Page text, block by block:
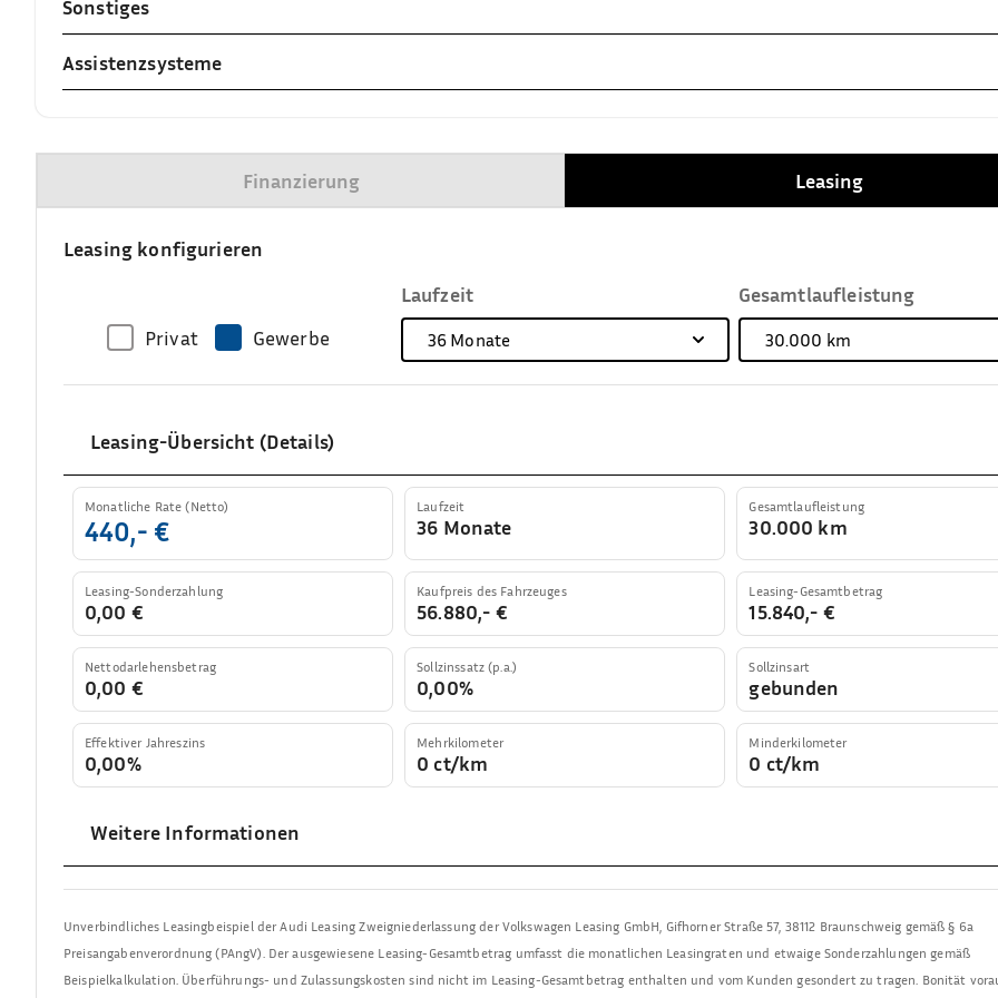
Sonstiges
Assistenzsysteme
Finanzierung Leasing
Leasing konfigurieren
Privat Gewerbe
Laufzeit
36 Monate
Gesamtlaufleistung
30.000 km
Leasing-Übersicht (Details)
Monatliche Rate (Netto)
440,- €
Laufzeit
36 Monate
Gesamtlaufleistung
30.000 km
Leasing-Sonderzahlung
0,00 €
Kaufpreis des Fahrzeuges
56.880,- €
Leasing-Gesamtbetrag
15.840,- €
Nettodarlehensbetrag
0,00 €
Sollzinssatz (p.a.)
0,00%
Sollzinsart
gebunden
Effektiver Jahreszins
0,00%
Mehrkilometer
0 ct/km
Minderkilometer
0 ct/km
Weitere Informationen
Unverbindliches Leasingbeispiel derAudi Leasing Zweigniederlassung der Volkswagen Leasing GmbH, Gifhorner Straße 57, 38112 Braunschweig gemäß § 6a
Preisangabenverordnung (PAngV). Der ausgewiesene Leasing-Gesamtbetrag umfasst die monatlichen Leasingraten und etwaige Sonderzahlungen gemäß
Beispielkalkulation. Überführungs- und Zulassungskosten sind nicht im Leasing-Gesamtbetrag enthalten und vom Kunden gesondert zu tragen. Bonität